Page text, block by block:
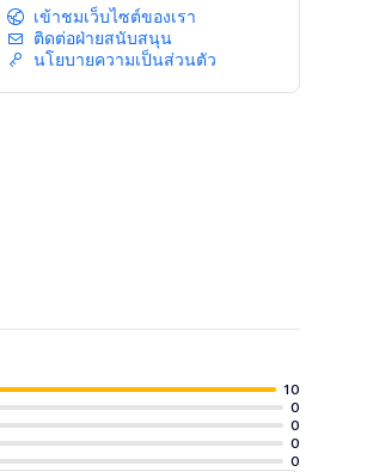
เข้าชมเว็บไซต์ของเรา
ติดต่อฝ่ายสนับสนุน
นโยบายความเป็นส่วนตัว
10
0
0
0
0